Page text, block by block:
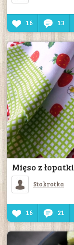
16 13
Mięso z
Stokrotka
16 21